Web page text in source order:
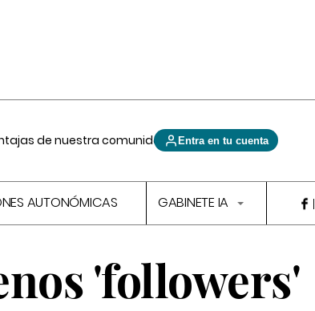
de nuestra comunidad Entra en tu cuenta
AUTONÓMICAS GABINETE IA
'followers'